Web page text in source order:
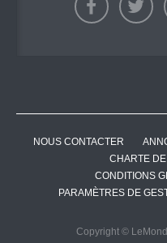
NOUS CONTACTER
CHARTE
CONDITIONS
PARAMÈTRES DE
Copyright ©